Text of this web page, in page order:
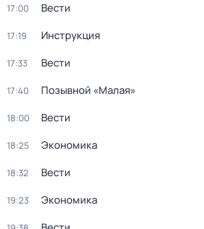
17:00 Вести
17:19 Инструкция
17:33 Вести
17:40 Позывной «Малая»
18:00 Вести
18:25 Экономика
18:32 Вести
19:23 Экономика